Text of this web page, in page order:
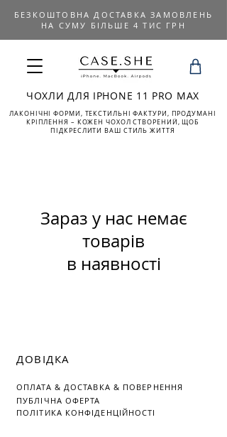
БЕЗКОШТОВНА ДОСТАВКА ЗАМОВЛЕНЬ
НА СУМУ БІЛЬШЕ 4 ТИС ГРН
ЧОХЛИ ДЛЯ IPHONE 11 PRO MAX
ЛАКОНІЧНІ ФОРМИ, ТЕКСТИЛЬНІ ФАКТУРИ, ПРОДУМАНІ
КРІПЛЕННЯ – КОЖЕН ЧОХОЛ СТВОРЕНИЙ, ЩОБ
ПІДКРЕСЛИТИ ВАШ СТИЛЬ ЖИТТЯ
Зараз у нас немає
товарів
в наявності
ДОВІДКА
ОПЛАТА & ДОСТАВКА & ПОВЕРНЕННЯ
ПУБЛІЧНА ОФЕРТА
ПОЛІТИКА КОНФІДЕНЦІЙНОСТІ